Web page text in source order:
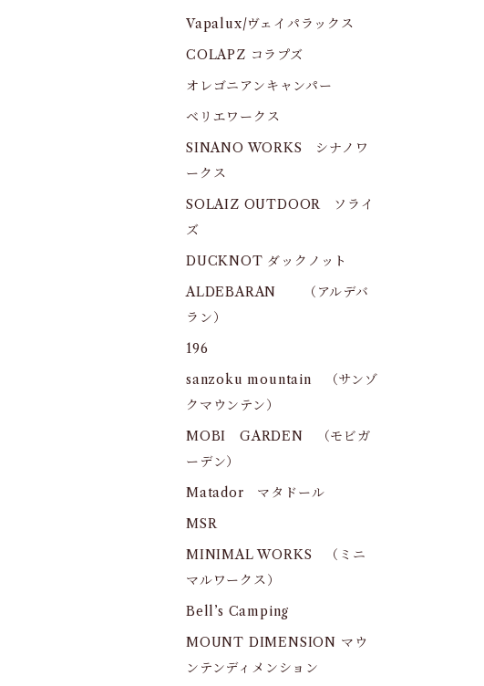
Vapalux/ヴェイパラックス
COLAPZ コラプズ
オレゴニアンキャンパー
ベリエワークス
SINANO WORKS シナノワ
ークス
SOLAIZ OUTDOOR ソライ
ズ
DUCKNOT ダックノット
ALDEBARAN （アルデバ
ラン）
196
sanzoku mountain （サンゾ
クマウンテン）
MOBI GARDEN （モビガ
ーデン）
Matador マタドール
MSR
MINIMAL WORKS （ミニ
マルワークス）
Bell’s Camping
MOUNT DIMENSION マウ
ンテンディメンション